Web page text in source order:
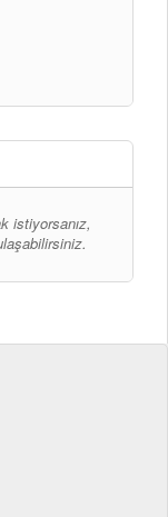
istiyorsanız,